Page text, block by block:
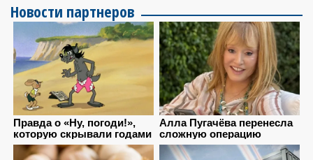
Новости партнеров